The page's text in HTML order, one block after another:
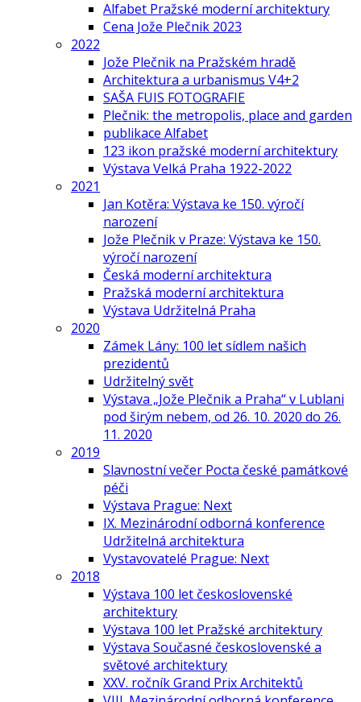
Alfabet Pražské moderní architektury
Cena Jože Plečnik 2023
2022
Jože Plečnik na Pražském hradě
Architektura a urbanismus V4+2
SAŠA FUIS FOTOGRAFIE
Plečnik: the metropolis, place and garden
publikace Alfabet
123 ikon pražské moderní architektury
Výstava Velká Praha 1922-2022
2021
Jan Kotěra: Výstava ke 150. výročí
narození
Jože Plečnik v Praze: Výstava ke 150.
výročí narození
Česká moderní architektura
Pražská moderní architektura
Výstava Udržitelná Praha
2020
Zámek Lány: 100 let sídlem našich
prezidentů
Udržitelný svět
Výstava „Jože Plečnik a Praha“ v Lublani
pod širým nebem, od 26. 10. 2020 do 26.
11. 2020
2019
Slavnostní večer Pocta české památkové
péči
Výstava Prague: Next
IX. Mezinárodní odborná konference
Udržitelná architektura
Vystavovatelé Prague: Next
2018
Výstava 100 let československé
architektury
Výstava 100 let Pražské architektury
Výstava Současné československé a
světové architektury
XXV. ročník Grand Prix Architektů